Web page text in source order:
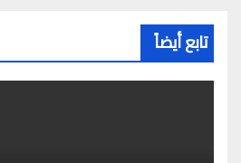
تابع أيضاً